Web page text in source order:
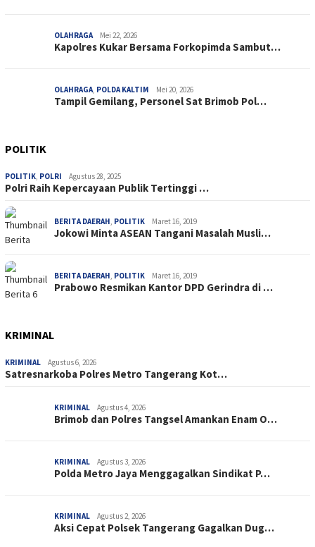
OLAHRAGA Mei 22, 2026
Kapolres Kukar Bersama Forkopimda Sambut…
OLAHRAGA POLDA KALTIM Mei 20, 2026
Tampil Gemilang, Personel Sat Brimob Pol…
POLITIK
POLITIK POLRI Agustus 28, 2025
Polri Raih Kepercayaan Publik Tertinggi …
BERITA DAERAH POLITIK Maret 16, 2019
Jokowi Minta ASEAN Tangani Masalah Musli…
BERITA DAERAH POLITIK Maret 16, 2019
Prabowo Resmikan Kantor DPD Gerindra di …
KRIMINAL
KRIMINAL Agustus 6, 2026
Satresnarkoba Polres Metro Tangerang Kot…
KRIMINAL Agustus 4, 2026
Brimob dan Polres Tangsel Amankan Enam O…
KRIMINAL Agustus 3, 2026
Polda Metro Jaya Menggagalkan Sindikat P…
KRIMINAL Agustus 2, 2026
Aksi Cepat Polsek Tangerang Gagalkan Dug…